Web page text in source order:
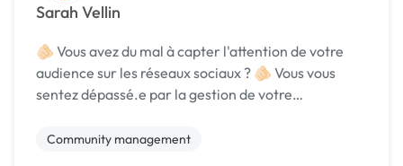
Sarah Vellin
🫵🏻 Vous avez du mal à capter l'attention de votre
audience sur les réseaux sociaux ? 🫵🏻 Vous vous
sentez dépassé.e par la gestion de votre
pourriez mieux valoriser votre marque, mais vous
Community management